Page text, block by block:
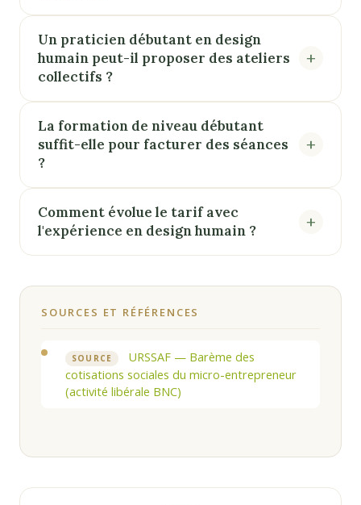
Un praticien débutant en design
humain peut-il proposer des ateliers
collectifs ?
La formation de niveau débutant
suffit-elle pour facturer des séances
?
Comment évolue le tarif avec
l'expérience en design humain ?
SOURCES ET RÉFÉRENCES
SOURCE
URSSAF — Barème des
cotisations sociales du micro-entrepreneur
(activité libérale BNC)